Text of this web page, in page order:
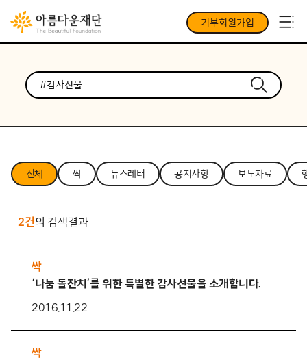
기부회원가입
전체 싹 뉴스레터 공지사항 보도자료
2건의 검색결과
싹
‘나눔 돌잔치’를 위한 특별한 감사선물을 소개합니다.
2016.11.22
싹